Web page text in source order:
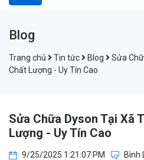
Blog
Trang chủ Tin tức Blog
Sửa
Chất Lượng - Uy Tín Cao
Sửa Chữa Dyson Tại Xã
Lượng - Uy Tín Cao
9/25/2025 1:21:07 PM Bình